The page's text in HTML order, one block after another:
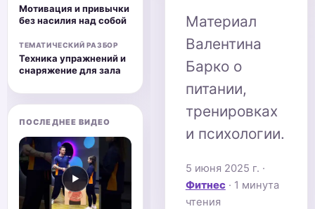
Материал
Валентина
Барко о
питании,
тренировках
и психологии.
5 июня 2025 г. ·
Фитнес· 1 минута
чтения
Мотивация и привычки
без насилия над собой
ТЕМАТИЧЕСКИЙ РАЗБОР
Техника упражнений и
снаряжение для зала
ПОСЛЕДНЕЕ ВИДЕО
▶